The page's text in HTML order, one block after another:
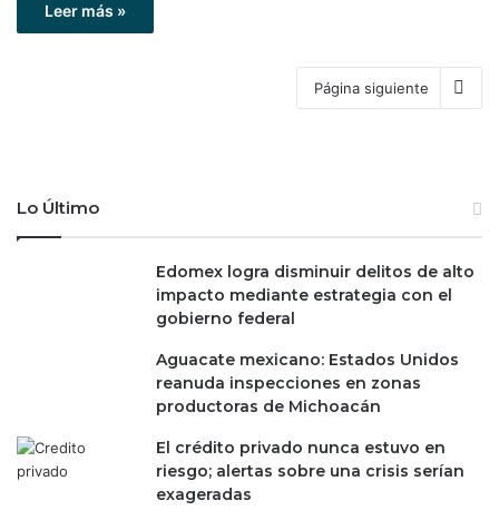
Leer más »
Página siguiente
Lo Último
Edomex logra disminuir delitos de alto
impacto mediante estrategia con el
gobierno federal
Aguacate mexicano: Estados Unidos
reanuda inspecciones en zonas
productoras de Michoacán
El crédito privado nunca estuvo en
riesgo; alertas sobre una crisis serían
exageradas